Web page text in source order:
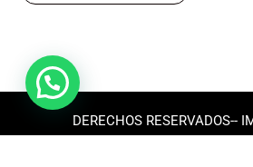
DERECHOS RESERVADOS--